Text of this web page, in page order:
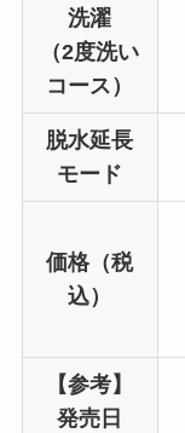
洗濯
（2度洗い
コース）
脱水延長
モード
価格（税
込）
【参考】
発売日